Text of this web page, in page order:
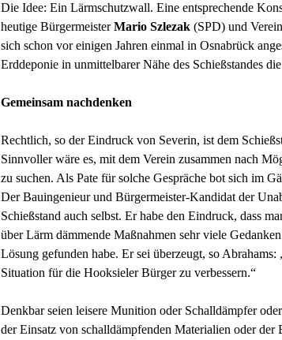
Die Idee: Ein Lärmschutzwall. Eine entsprechende
heutige BürgermeisterMario Szlezak(SPD) und
sich schon vor einigen Jahren einmal in Osnabrück
Erddeponie in unmittelbarer Nähe des Schießstandes
Gemeinsam nachdenken
Rechtlich, so der Eindruck von Severin, ist dem
Sinnvoller wäre es, mit dem Verein zusammen nach
zu suchen. Als Pate für solche Gespräche bot sich im
Der Bauingenieur und Bürgermeister-Kandidat der
Schießstand auch selbst. Er habe den Eindruck, dass
über Lärm dämmende Maßnahmen sehr viele
Lösung gefunden habe. Er sei überzeugt, so
Situation für die Hooksieler Bürger zu verbessern.“
Denkbar seien leisere Munition oder Schalldämpfer
der Einsatz von schalldämpfenden Materialien oder der